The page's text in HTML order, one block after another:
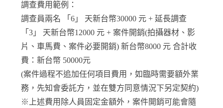
調查費用範例：
調查員兩名 「6」 天新台幣30000 元 + 延長調查
「3」 天新台幣12000 元 + 案件開銷(拍攝器材、影
片、車馬費、案件必要開銷) 新台幣8000 元 合計收
費：新台幣 50000元
(案件過程不追加任何項目費用，如臨時需要額外業
務，先知會委託方，並在雙方同意情況下另定契約)
※上述費用除人員固定金額外，案件開銷可能會隨